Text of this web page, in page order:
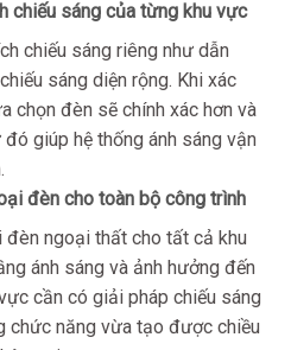
chiếu sáng của từng khu vực
chiếu sáng riêng như dẫn
sáng diện rộng. Khi xác
chọn đèn sẽ chính xác hơn và
giúp hệ thống ánh sáng vận
đèn cho toàn bộ công trình
ngoại thất cho tất cả khu
ánh sáng và ảnh hưởng đến
cần có giải pháp chiếu sáng
chức năng vừa tạo được chiều